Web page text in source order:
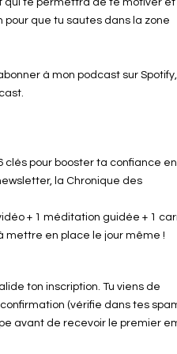
pour que tu sautes dans la zone
à mon podcast sur Spotify,
clés pour booster ta confiance
la Chronique des
+ 1 méditation guidée + 1
mettre en place le jour même !
ton inscription. Tu viens de
(vérifie dans tes
avant de recevoir le premier